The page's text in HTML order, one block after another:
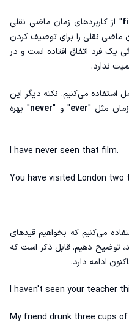
" از کاربردهای زمان ماضی نقلی
ماضی نقلی را برای توصیف کردن
یک‌ فرد اتفاق افتاده است و در
ندارد.
استفاده می‌کنیم. نکته دیگر این
مثل "ever" و "never" بهره
I have never seen that film.
You have visited London two
می‌کنیم که بخواهیم قیدهای
توضیح دهیم. قابل ذکر است که
ادامه دارد.
I haven't seen your teacher
My friend drunk three cups